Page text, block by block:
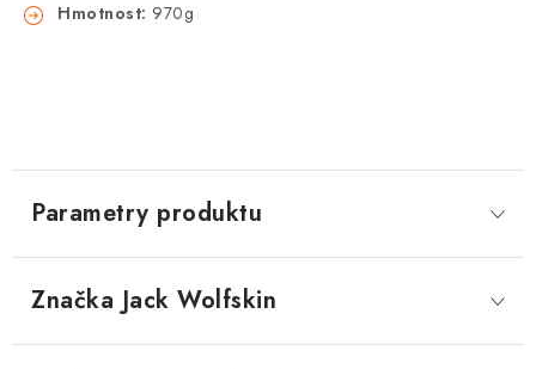
Hmotnost: 970g
Parametry produktu
Značka Jack Wolfskin